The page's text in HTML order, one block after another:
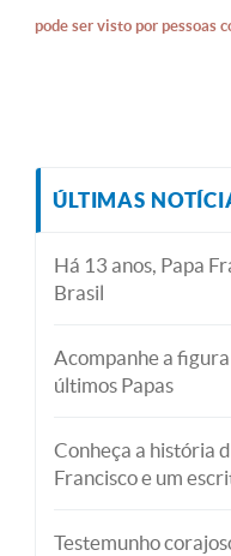
pode ser visto por pessoas
ÚLTIMAS
Há 13 anos, Papa
Brasil
Acompanhe a
últimos Papas
Conheça a história
Francisco e um
Testemunho